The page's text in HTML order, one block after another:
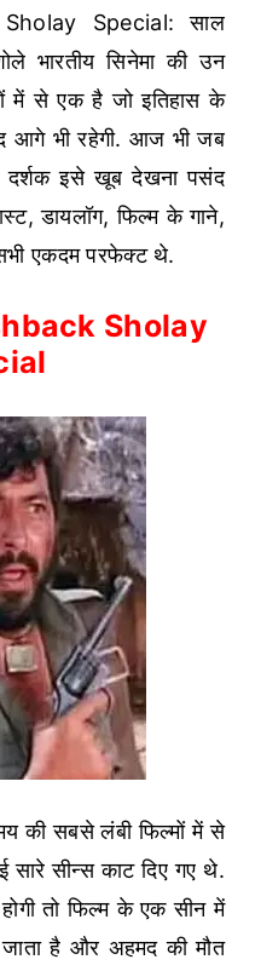
Special: साल
भारतीय सिनेमा की उन
में से एक है जो इतिहास के
आगे भी रहेगी. आज भी जब
दर्शक इसे खूब देखना पसंद
डायलॉग, फिल्म के गाने,
एकदम परफेक्ट थे.
Sholay
की सबसे लंबी फिल्मों में से
सीन्स काट दिए गए थे.
तो फिल्म के एक सीन में
है और अहमद की मौत